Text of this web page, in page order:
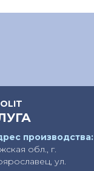
производства:
обл., г.
ул.